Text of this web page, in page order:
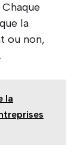
la
ou non,
la